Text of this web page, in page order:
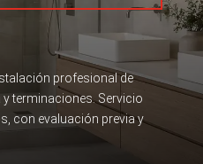
profesional de
terminaciones. Servicio
con evaluación previa y